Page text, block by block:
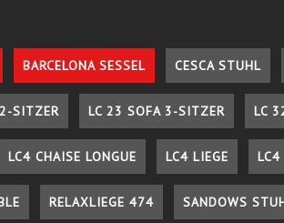
BARCELONA SESSEL CESCA STUHL
SITZER LC 23 SOFA 3-SITZER LC
LC4 CHAISE LONGUE LC4 LIEGE
RELAXLIEGE 474 SANDOWS